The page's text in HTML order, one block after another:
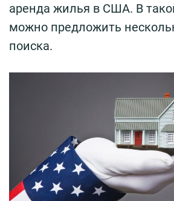
аренда жилья в США. В
можно предложить
поиска.